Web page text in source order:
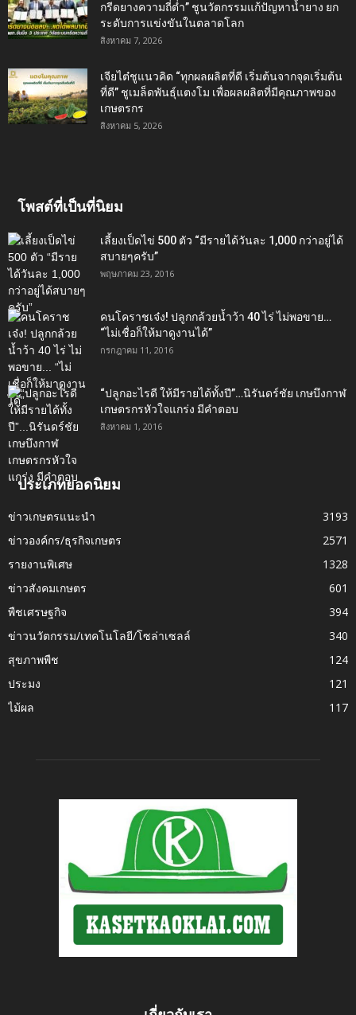
กรีดยางความถี่ต่ำ” ชูนวัตกรรมแก้ปัญหาน้ำยาง ยก
ระดับการแข่งขันในตลาดโลก
สิงหาคม 7, 2026
เจียไต๋ชูแนวคิด “ทุกผลผลิตที่ดี เริ่มต้นจากจุดเริ่มต้น
ที่ดี” ชูเมล็ดพันธุ์แตงโม เพื่อผลผลิตที่มีคุณภาพของ
เกษตรกร
สิงหาคม 5, 2026
โพสต์ที่เป็นที่นิยม
เลี้ยงเป็ดไข่ 500 ตัว “มีรายได้วันละ 1,000 กว่าอยู่ได้
สบายๆครับ”
พฤษภาคม 23, 2016
คนโคราชเจ๋ง! ปลูกกล้วยน้ำว้า 40 ไร่ ไม่พอขาย…
“ไม่เชื่อก็ให้มาดูงานได้”‬
กรกฎาคม 11, 2016
“ปลูกอะไรดี ให้มีรายได้ทั้งปี”…นิรันดร์ชัย เกษบึงกาฬ
เกษตรกรหัวใจแกร่ง มีคำตอบ
สิงหาคม 1, 2016
ประเภทยอดนิยม
ข่าวเกษตรแนะนำ
3193
ข่าวองค์กร/ธุรกิจเกษตร
2571
รายงานพิเศษ
1328
ข่าวสังคมเกษตร
601
พืชเศรษฐกิจ
394
ข่าวนวัตกรรม/เทคโนโลยี/โซล่าเซลล์
340
สุขภาพพืช
124
ประมง
121
ไม้ผล
117